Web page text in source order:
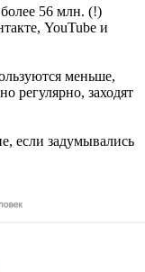
56 млн. (!)
YouTube и
меньше,
регулярно, заходят
если задумывались